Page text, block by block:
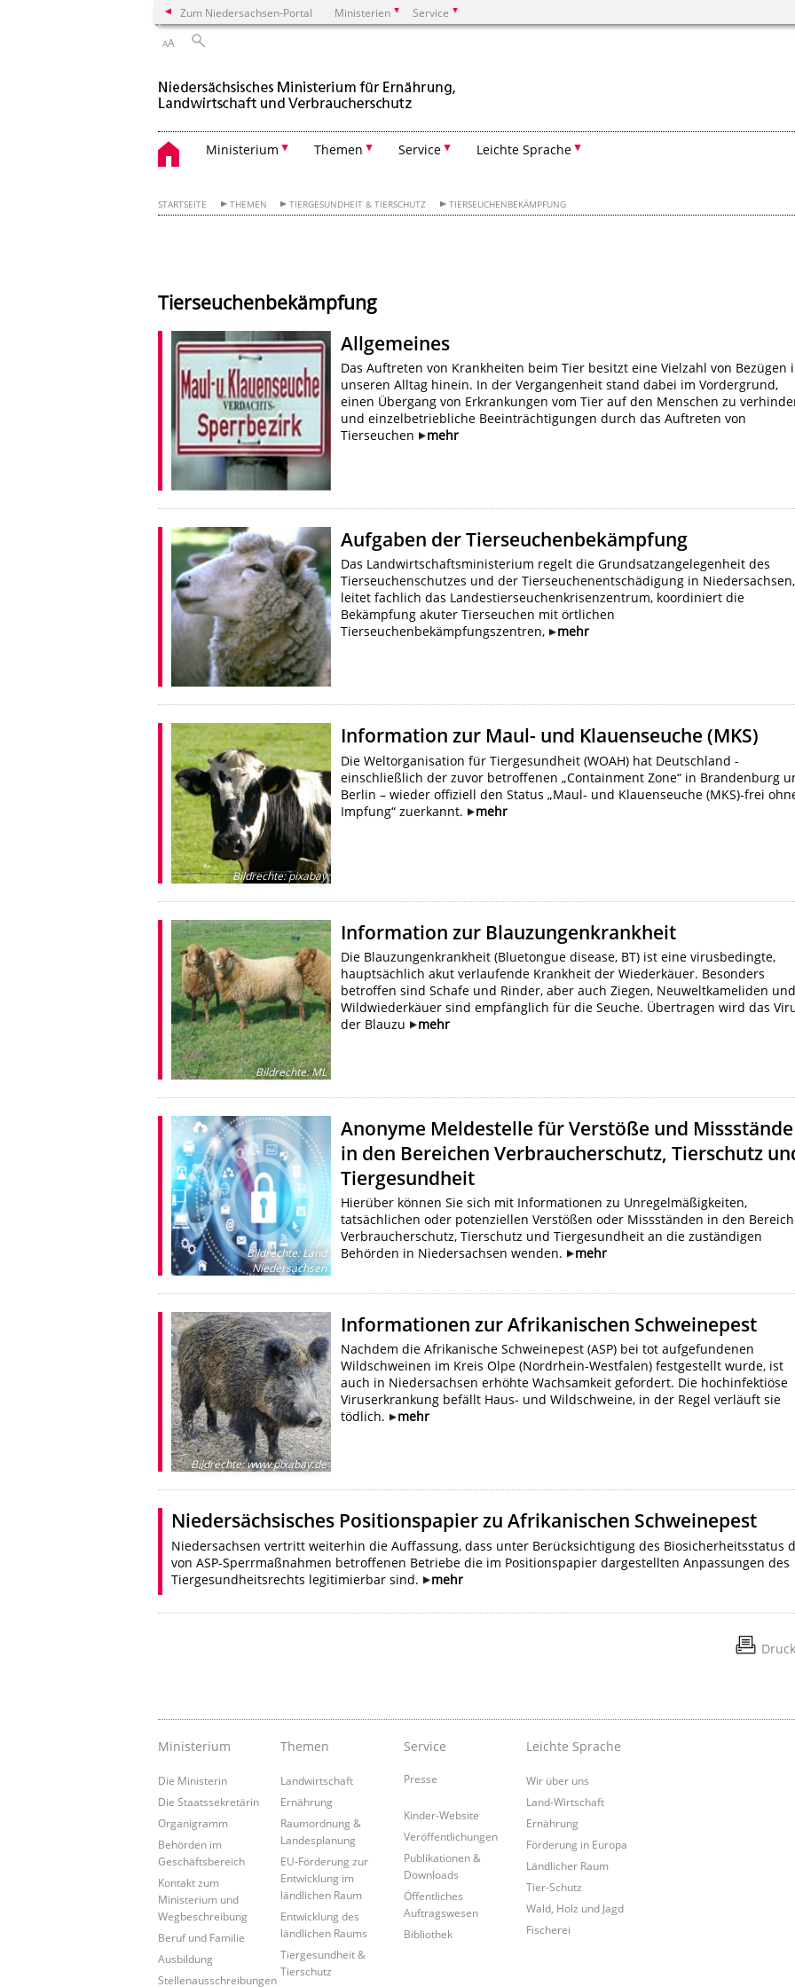
Zum Niedersachsen-Portal Ministerien Service
AA
Ministerium Themen Service Leichte Sprache
STARTSEITE THEMEN TIERGESUNDHEIT & TIERSCHUTZ TIERSEUCHENBEKÄMPFUNG
Tierseuchenbekämpfung
Allgemeines
Das Auftreten von Krankheiten beim Tier besitzt eine Vielzahl von Bezügen
unseren Alltag hinein. In der Vergangenheit stand dabei im Vordergrund,
einen Übergang von Erkrankungen vom Tier auf den Menschen zu
und einzelbetriebliche Beeinträchtigungen durch das Auftreten von
Tierseuchen
mehr
Aufgaben der Tierseuchenbekämpfung
Das Landwirtschaftsministerium regelt die Grundsatzangelegenheit des
Tierseuchenschutzes und der Tierseuchenentschädigung in Niedersachsen,
leitet fachlich das Landestierseuchenkrisenzentrum, koordiniert die
Bekämpfung akuter Tierseuchen mit örtlichen
Tierseuchenbekämpfungszentren,
mehr
Bildrechte:pixabay
Information zur Maul- und Klauenseuche (MKS)
Die Weltorganisation für Tiergesundheit (WOAH) hat Deutschland -
einschließlich der zuvor betroffenen „Containment Zone“ in Brandenburg
Berlin – wieder offiziell den Status „Maul- und Klauenseuche (MKS)-frei
Impfung“ zuerkannt.
mehr
Bildrechte:ML
Information zur Blauzungenkrankheit
Die Blauzungenkrankheit (Bluetongue disease, BT) ist eine virusbedingte,
hauptsächlich akut verlaufende Krankheit der Wiederkäuer. Besonders
betroffen sind Schafe und Rinder, aber auch Ziegen, Neuweltkameliden
Wildwiederkäuer sind empfänglich für die Seuche. Übertragen wird das
der Blauzu
mehr
Bildrechte:Land
Niedersachsen
Anonyme Meldestelle für Verstöße und Missstände
in den Bereichen Verbraucherschutz, Tierschutz
Tiergesundheit
Hierüber können Sie sich mit Informationen zu Unregelmäßigkeiten,
tatsächlichen oder potenziellen Verstößen oder Missständen in den
Verbraucherschutz, Tierschutz und Tiergesundheit an die zuständigen
Behörden in Niedersachsen wenden.
mehr
Bildrechte:www.pixabay.de
Informationen zur Afrikanischen Schweinepest
Nachdem die Afrikanische Schweinepest (ASP) bei tot aufgefundenen
Wildschweinen im Kreis Olpe (Nordrhein-Westfalen) festgestellt wurde, ist
auch in Niedersachsen erhöhte Wachsamkeit gefordert. Die hochinfektiöse
Viruserkrankung befällt Haus- und Wildschweine, in der Regel verläuft sie
tödlich.
mehr
Niedersächsisches Positionspapier zu Afrikanischen Schweinepest
Niedersachsen vertritt weiterhin die Auffassung, dass unter Berücksichtigung des Biosicherheitsstatus
von ASP-Sperrmaßnahmen betroffenen Betriebe die im Positionspapier dargestellten Anpassungen des
Tiergesundheitsrechts legitimierbar sind.
mehr
Ministerium
Die Ministerin
Die Staatssekretärin
Organigramm
Behörden im
Geschäftsbereich
Kontakt zum
Ministerium und
Wegbeschreibung
Beruf und Familie
Ausbildung
Stellenausschreibungen
Themen
Landwirtschaft
Ernährung
Raumordnung &
Landesplanung
EU-Förderung zur
Entwicklung im
ländlichen Raum
Entwicklung des
ländlichen Raums
Tiergesundheit &
Tierschutz
Service
Presse
Kinder-Website
Veröffentlichungen
Publikationen &
Downloads
Öffentliches
Auftragswesen
Bibliothek
Leichte Sprache
Wir über uns
Land-Wirtschaft
Ernährung
Förderung in Europa
Ländlicher Raum
Tier-Schutz
Wald, Holz und Jagd
Fischerei